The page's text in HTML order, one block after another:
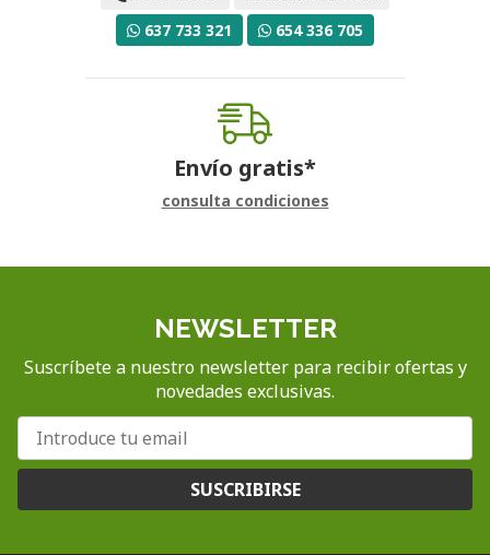
637 733 321
654 336 705
Envío gratis*
consulta condiciones
NEWSLETTER
Suscríbete a nuestro newsletter para recibir ofertas y
novedades exclusivas.
SUSCRIBIRSE